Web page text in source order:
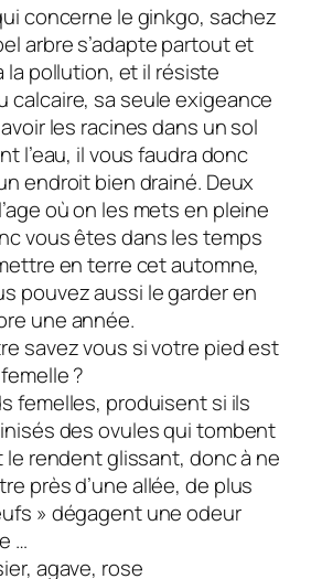
concerne le ginkgo, sachez
arbre s’adapte partout et
la pollution, et il résiste
calcaire, sa seule exigeance
les racines dans un sol
l’eau, il vous faudra donc
endroit bien drainé. Deux
où on les mets en pleine
vous êtes dans les temps
en terre cet automne,
pouvez aussi le garder en
une année.
savez vous si votre pied est
?
femelles, produisent si ils
des ovules qui tombent
le rendent glissant, donc à ne
près d’une allée, de plus
» dégagent une odeur
…
agave, rose